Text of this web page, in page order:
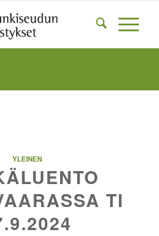
YLEINEN
TI